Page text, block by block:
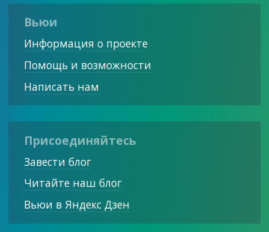
Вьюи
Информация о проекте
Помощь и возможности
Написать нам
Присоединяйтесь
Завести блог
Читайте наш блог
Вьюи в Яндекс Дзен